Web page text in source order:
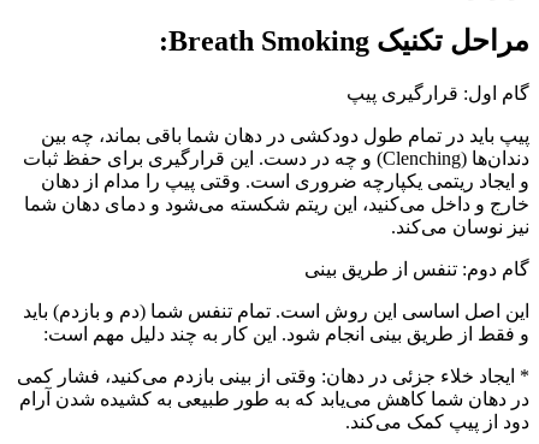
مراحل تکنیک Breath Smoking:
گام اول: قرارگیری پیپ
پیپ باید در تمام طول دودکشی در دهان شما باقی بماند، چه بین
دندان‌ها (Clenching) و چه در دست. این قرارگیری برای حفظ ثبات
و ایجاد ریتمی یکپارچه ضروری است. وقتی پیپ را مدام از دهان
خارج و داخل می‌کنید، این ریتم شکسته می‌شود و دمای دهان شما
نیز نوسان می‌کند.
گام دوم: تنفس از طریق بینی
این اصل اساسی این روش است. تمام تنفس شما (دم و بازدم) باید
و فقط از طریق بینی انجام شود. این کار به چند دلیل مهم است:
* ایجاد خلاء جزئی در دهان: وقتی از بینی بازدم می‌کنید، فشار کمی
در دهان شما کاهش می‌یابد که به طور طبیعی به کشیده شدن آرام
دود از پیپ کمک می‌کند.